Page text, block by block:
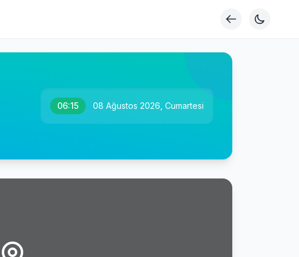
06:15 08 Ağustos 2026, Cumartesi